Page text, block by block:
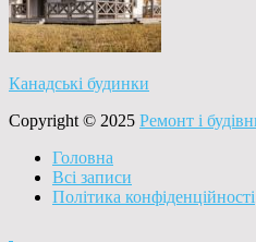
Канадські будинки
Copyright © 2025 Ремонт і
Головна
Всі записи
Політика конфіденційності